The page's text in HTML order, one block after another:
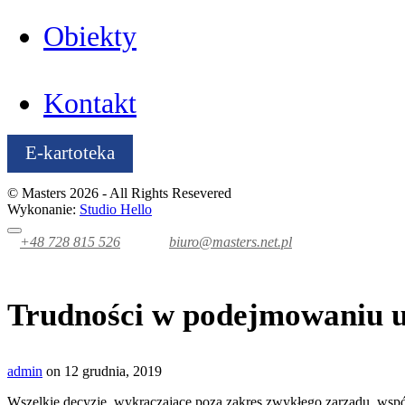
Obiekty
Kontakt
E-kartoteka
© Masters 2026 - All Rights Resevered
Wykonanie: Studio Hello
+48 728 815 526 biuro@masters.net.pl
Trudności w podejmowaniu
admin on 12 grudnia, 2019